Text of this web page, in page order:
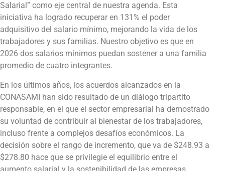
Salarial” como eje central de nuestra agenda. Esta
iniciativa ha logrado recuperar en 131% el poder
adquisitivo del salario mínimo, mejorando la vida de los
trabajadores y sus familias. Nuestro objetivo es que en
2026 dos salarios mínimos puedan sostener a una familia
promedio de cuatro integrantes.
En los últimos años, los acuerdos alcanzados en la
CONASAMI han sido resultado de un diálogo tripartito
responsable, en el que el sector empresarial ha demostrado
su voluntad de contribuir al bienestar de los trabajadores,
incluso frente a complejos desafíos económicos. La
decisión sobre el rango de incremento, que va de $248.93 a
$278.80 hace que se privilegie el equilibrio entre el
aumento salarial y la sostenibilidad de las empresas,